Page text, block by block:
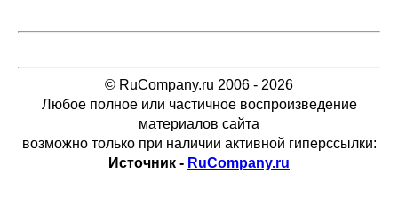
© RuCompany.ru 2006 - 2026
Любое полное или частичное воспроизведение
материалов сайта
возможно только при наличии активной гиперссылки:
Источник - RuCompany.ru